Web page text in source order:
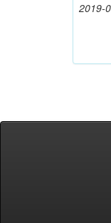
2019-